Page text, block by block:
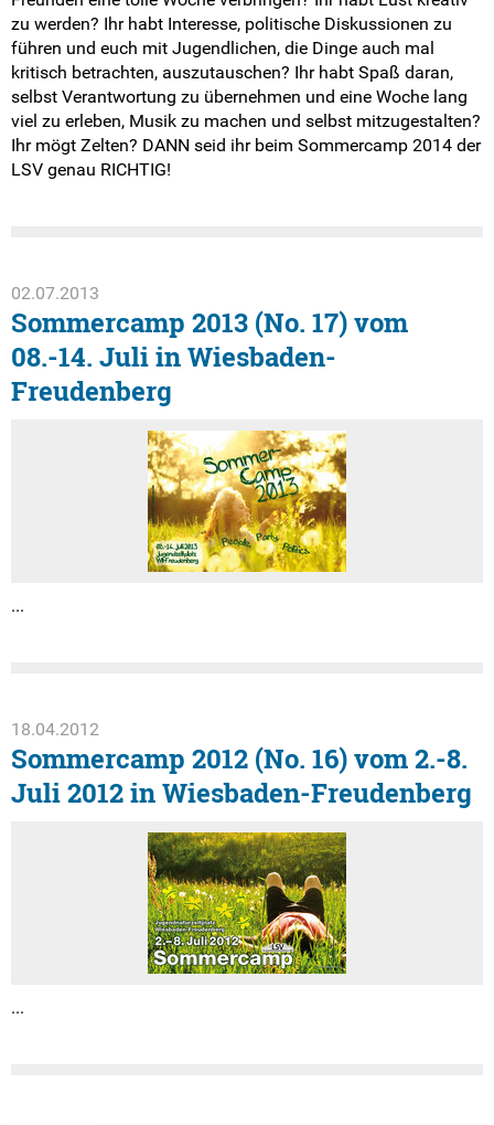
zu werden? Ihr habt Interesse, politische Diskussionen zu
führen und euch mit Jugendlichen, die Dinge auch mal
kritisch betrachten, auszutauschen? Ihr habt Spaß daran,
selbst Verantwortung zu übernehmen und eine Woche lang
viel zu erleben, Musik zu machen und selbst mitzugestalten?
Ihr mögt Zelten? DANN seid ihr beim Sommercamp 2014 der
LSV genau RICHTIG!
02.07.2013
Sommercamp 2013 (No. 17) vom
08.-14. Juli in Wiesbaden-
Freudenberg
...
18.04.2012
Sommercamp 2012 (No. 16) vom 2.-8.
Juli 2012 in Wiesbaden-Freudenberg
...